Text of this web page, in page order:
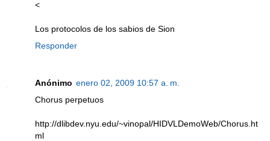
<
Los protocolos de los sabios de Sion
Responder
Anónimo enero 02, 2009 10:57 a. m.
Chorus perpetuos
http://dlibdev.nyu.edu/~vinopal/HIDVLDemoWeb/Chorus.ht
ml